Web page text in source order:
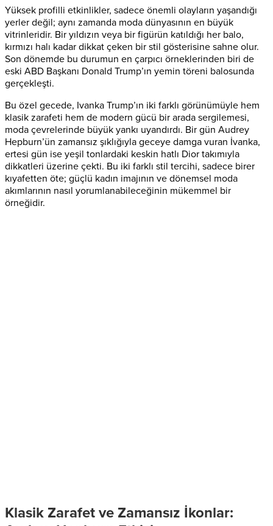
Yüksek profilli etkinlikler, sadece önemli olayların yaşandığı
yerler değil; aynı zamanda moda dünyasının en büyük
vitrinleridir. Bir yıldızın veya bir figürün katıldığı her balo,
kırmızı halı kadar dikkat çeken bir stil gösterisine sahne olur.
Son dönemde bu durumun en çarpıcı örneklerinden biri de
eski ABD Başkanı Donald Trump’ın yemin töreni balosunda
gerçekleşti.
Bu özel gecede, Ivanka Trump’ın iki farklı görünümüyle hem
klasik zarafeti hem de modern gücü bir arada sergilemesi,
moda çevrelerinde büyük yankı uyandırdı. Bir gün Audrey
Hepburn’ün zamansız şıklığıyla geceye damga vuran İvanka,
ertesi gün ise yeşil tonlardaki keskin hatlı Dior takımıyla
dikkatleri üzerine çekti. Bu iki farklı stil tercihi, sadece birer
kıyafetten öte; güçlü kadın imajının ve dönemsel moda
akımlarının nasıl yorumlanabileceğinin mükemmel bir
örneğidir.
Klasik Zarafet ve Zamansız İkonlar: